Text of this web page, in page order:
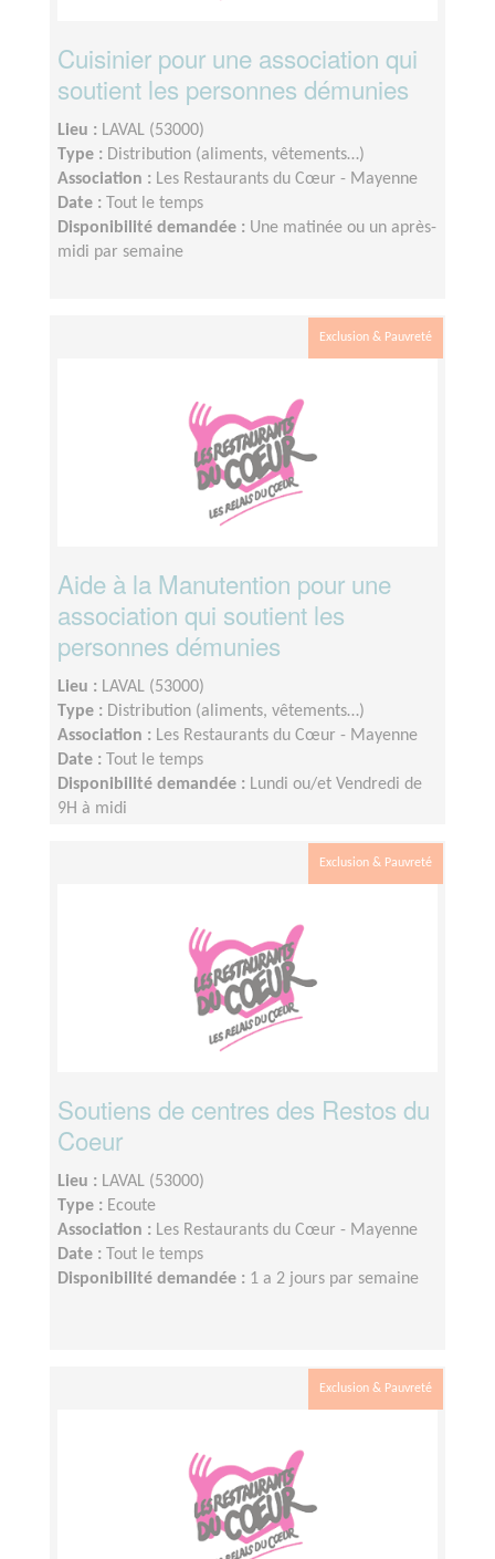
Cuisinier pour une association qui
soutient les personnes démunies
Lieu : LAVAL (53000)
Type : Distribution (aliments, vêtements…)
Association : Les Restaurants du Cœur - Mayenne
Date :
Tout le temps
Disponibilité demandée : Une matinée ou un après-
midi par semaine
Exclusion & Pauvreté
Aide à la Manutention pour une
association qui soutient les
personnes démunies
Lieu : LAVAL (53000)
Type : Distribution (aliments, vêtements…)
Association : Les Restaurants du Cœur - Mayenne
Date :
Tout le temps
Disponibilité demandée : Lundi ou/et Vendredi de
9H à midi
Exclusion & Pauvreté
Soutiens de centres des Restos du
Coeur
Lieu : LAVAL (53000)
Type : Ecoute
Association : Les Restaurants du Cœur - Mayenne
Date :
Tout le temps
Disponibilité demandée : 1 a 2 jours par semaine
Exclusion & Pauvreté